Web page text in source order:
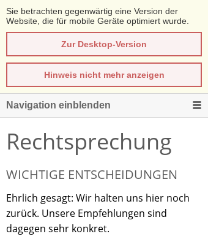
Sie betrachten gegenwärtig eine Version der
Website, die für mobile Geräte optimiert wurde.
Zur Desktop-Version
Hinweis nicht mehr anzeigen
Navigation einblenden
Rechtsprechung
WICHTIGE ENTSCHEIDUNGEN
Ehrlich gesagt: Wir halten uns hier noch
zurück. Unsere Empfehlungen sind
dagegen sehr konkret.